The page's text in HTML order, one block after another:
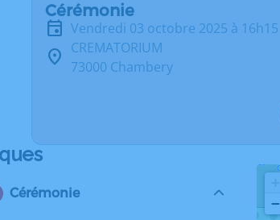
Cérémonie
vendredi 03 octobre 2025 à 16h15
CREMATORIUM
73000 Chambery
Cérémonie
−